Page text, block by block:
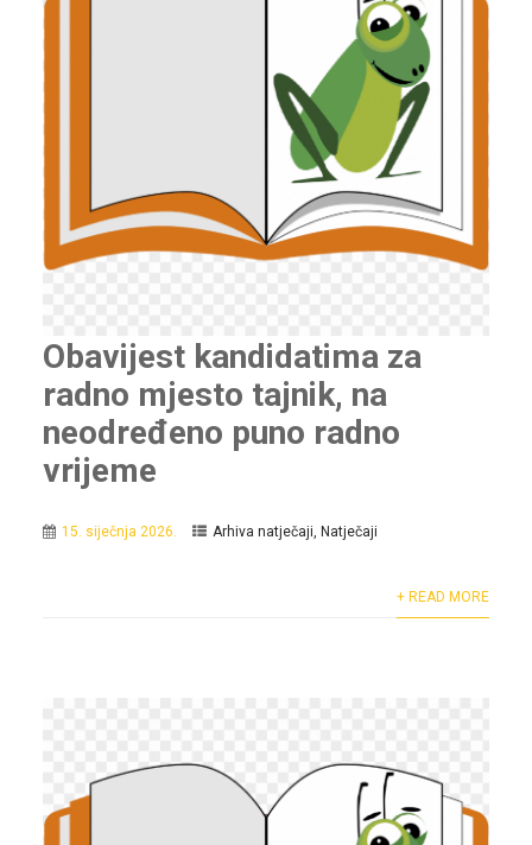
Obavijest kandidatima za
radno mjesto tajnik, na
neodređeno puno radno
vrijeme
15. siječnja 2026. Arhiva natječaji Natječaji
+ READ MORE